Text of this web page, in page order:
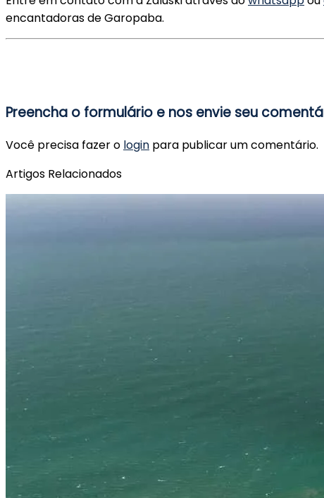
encantadoras de Garopaba.
Preencha o formulário e nos envie seu
Você precisa fazer o login para publicar um comentário.
Artigos Relacionados